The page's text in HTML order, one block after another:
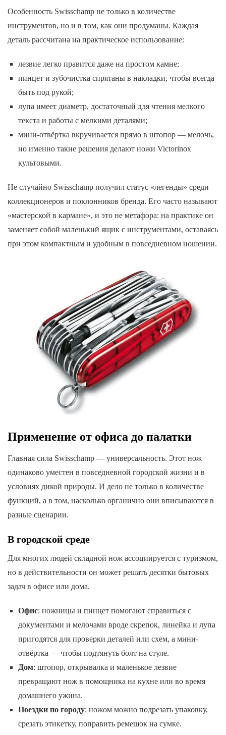
Особенность Swisschamp не только в количестве
инструментов, но и в том, как они продуманы. Каждая
деталь рассчитана на практическое использование:
лезвие легко правится даже на простом камне;
пинцет и зубочистка спрятаны в накладки, чтобы всегда
быть под рукой;
лупа имеет диаметр, достаточный для чтения мелкого
текста и работы с мелкими деталями;
мини-отвёртка вкручивается прямо в штопор — мелочь,
но именно такие решения делают ножи Victorinox
культовыми.
Не случайно Swisschamp получил статус «легенды» среди
коллекционеров и поклонников бренда. Его часто называют
«мастерской в кармане», и это не метафора: на практике он
заменяет собой маленький ящик с инструментами, оставаясь
при этом компактным и удобным в повседневном ношении.
Применение от офиса до палатки
Главная сила Swisschamp — универсальность. Этот нож
одинаково уместен в повседневной городской жизни и в
условиях дикой природы. И дело не только в количестве
функций, а в том, насколько органично они вписываются в
разные сценарии.
В городской среде
Для многих людей складной нож ассоциируется с туризмом,
но в действительности он может решать десятки бытовых
задач в офисе или дома.
Офис: ножницы и пинцет помогают справиться с
документами и мелочами вроде скрепок, линейка и лупа
пригодятся для проверки деталей или схем, а мини-
отвёртка — чтобы подтянуть болт на стуле.
Дом: штопор, открывалка и маленькое лезвие
превращают нож в помощника на кухне или во время
домашнего ужина.
Поездки по городу: ножом можно подрезать упаковку,
срезать этикетку, поправить ремешок на сумке.